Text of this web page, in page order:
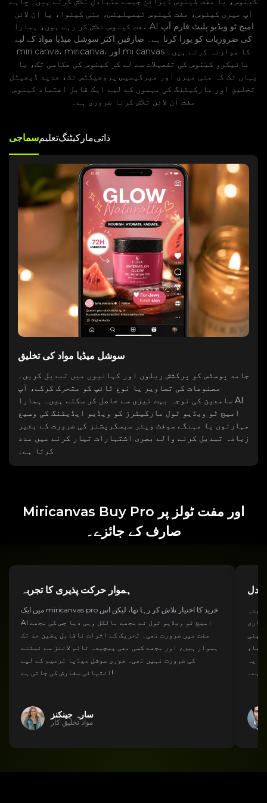
آپ میری کینوس، مفت کینوس ٹیمپلیٹس، منی کینوا، یا آن لائن
مفت کینوس تلاش کر رہے ہوں، ہمارا AI امیج ٹو ویڈیو پلیٹ فارم آپ
کی ضروریات کو پورا کرتا ہے۔ صارفین اکثر سوشل میڈیا مواد کے لیے
miri canva، miricanva، اور mi canvas کا موازنہ کرتے ہیں۔
مائیکرو کینوس کی تفصیلات سے لے کر کینوس کی عکاسی تک، یا
یہاں تک کہ منی میری اور میرکیمپس پروجیکٹس تک، جدید ڈیجیٹل
تخلیق اور مارکیٹنگ کی مہموں کے لیے ایک قابل اعتماد کینوس
مفت آن لائن تلاش کرنا ضروری ہے۔
سماجیتعلیممارکیٹنگذاتی
سوشل میڈیا مواد کی تخلیق
جامد پوسٹس کو پرکشش ریلوں اور کہانیوں میں تبدیل کریں۔
مصنوعات کی تصاویر یا نوع ٹائپ کو متحرک کرکے، آپ
سامعین کی توجہ بہت تیزی سے حاصل کر سکتے ہیں۔ ہمارا AI
امیج ٹو ویڈیو ٹول مارکیٹرز کو ویڈیو ایڈیٹنگ کی وسیع
مہارتوں یا مہنگے سوفٹ ویئر سبسکرپشنز کی ضرورت کے بغیر
زیادہ تبدیل کرنے والے بصری اشتہارات تیار کرنے میں مدد
کرتا ہے۔
Miricanvas Buy Pro اور مفت ٹولز پر
صارف کے جائزے۔
ہموار حرکت پذیری کا تجربہ
میں ایک miricanvas pro خرید کا اختیار تلاش کر رہا تھا، لیکن اس
AI امیج ٹو ویڈیو ٹول نے مجھے بالکل وہی دیا جس کی مجھے
مفت میں ضرورت تھی۔ تحریک کے اثرات ناقابل یقین حد تک
ہموار ہیں، اور مجھے کسی بھی پیچیدہ ٹائم لائنز سے نمٹنے
کی ضرورت نہیں تھی۔ فوری سوشل میڈیا ترمیم کے لیے
انتہائی سفارش کی جاتی ہے!
سارہ جینکنز
مواد تخلیق کار
یہ
ہے۔